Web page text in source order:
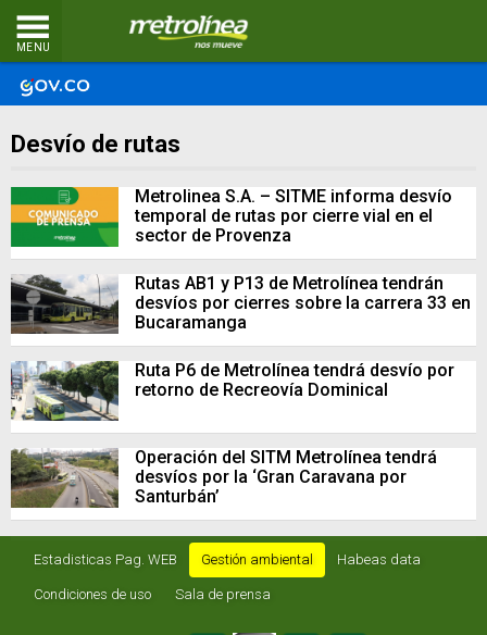
MENU
Desvío de rutas
Metrolinea S.A. – SITME informa desvío
temporal de rutas por cierre vial en el
sector de Provenza
Rutas AB1 y P13 de Metrolínea tendrán
desvíos por cierres sobre la carrera 33 en
Bucaramanga
Ruta P6 de Metrolínea tendrá desvío por
retorno de Recreovía Dominical
Operación del SITM Metrolínea tendrá
desvíos por la ‘Gran Caravana por
Santurbán’
Estadisticas Pag. WEB Gestión ambiental Habeas data
Condiciones de uso Sala de prensa